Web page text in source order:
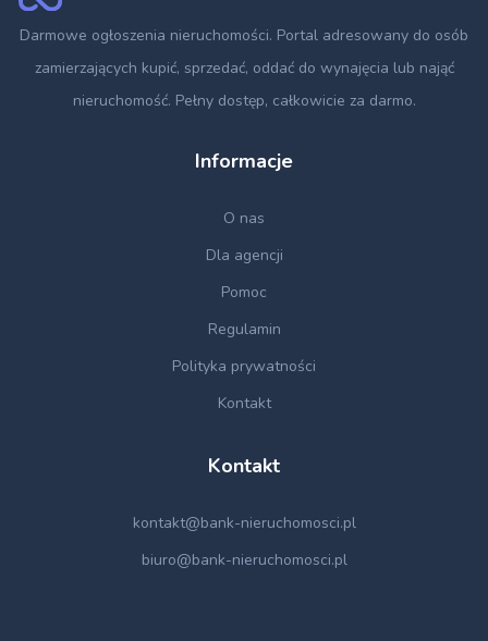
Darmowe ogłoszenia nieruchomości. Portal adresowany do osób
zamierzających kupić, sprzedać, oddać do wynajęcia lub nająć
nieruchomość. Pełny dostęp, całkowicie za darmo.
Informacje
O nas
Dla agencji
Pomoc
Regulamin
Polityka prywatności
Kontakt
Kontakt
kontakt@bank-nieruchomosci.pl
biuro@bank-nieruchomosci.pl